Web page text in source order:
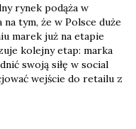
rynek podąża w
tym, że w Polsce duże
marek już na etapie
kolejny etap: marka
swoją siłę w social
wejście do retailu z